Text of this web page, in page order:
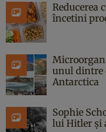
Reducerea
încetini
unul dintre
Antarctica
Sophie
lui Hitler și